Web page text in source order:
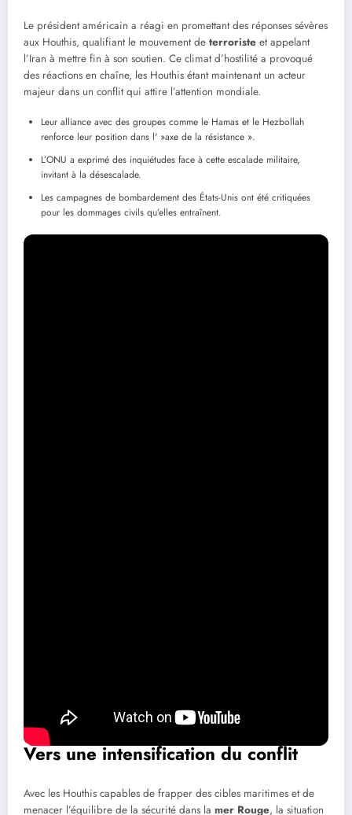
Le président américain a réagi en promettant des réponses sévères
aux Houthis, qualifiant le mouvement de terroriste et appelant
l’Iran à mettre fin à son soutien. Ce climat d’hostilité a provoqué
des réactions en chaîne, les Houthis étant maintenant un acteur
majeur dans un conflit qui attire l’attention mondiale.
Leur alliance avec des groupes comme le Hamas et le Hezbollah
renforce leur position dans l' »axe de la résistance ».
L’ONU a exprimé des inquiétudes face à cette escalade militaire,
invitant à la désescalade.
Les campagnes de bombardement des États-Unis ont été critiquées
pour les dommages civils qu’elles entraînent.
Vers une intensification du conflit
Avec les Houthis capables de frapper des cibles maritimes et de
menacer l’équilibre de la sécurité dans la mer Rouge, la situation